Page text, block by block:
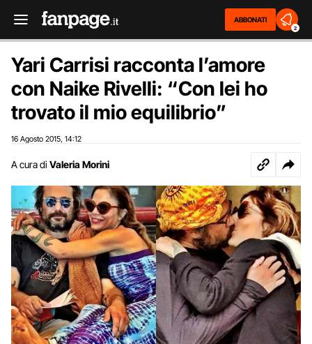
ABBONATI
2
Yari Carrisi racconta l’amore
con Naike Rivelli: “Con lei ho
trovato il mio equilibrio”
16 Agosto 2015 14:12
A cura di Valeria Morini